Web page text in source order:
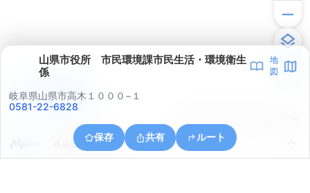
山県市役所 市民環境課市民生活・環境衛生
係
地
図
岐阜県山県市高木１０００−１
0581-22-6828
保存 共有 ルート
岐阜県山県市高富
アプリで見る